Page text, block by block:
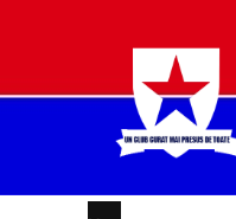
STEAUA